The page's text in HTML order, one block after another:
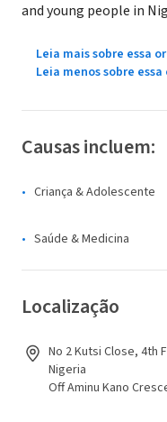
and young people in
Leia mais sobre essa
Leia menos sobre
Causas incluem:
Criança & Adolescente
Saúde & Medicina
Localização
No 2 Kutsi Close, 4th
Nigeria
Off Aminu Kano